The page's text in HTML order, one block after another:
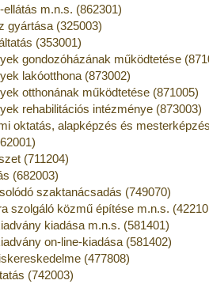
m.n.s. (862301)
gyártása (325003)
(353001)
gondozóházának működtetése
lakóotthona (873002)
otthonának működtetése (871005)
rehabilitációs intézménye (873003)
oktatás, alapképzés és
(711204)
(682003)
szaktanácsadás (749070)
szolgáló közmű építése m.n.s.
kiadása m.n.s. (581401)
on-line-kiadása (581402)
(477808)
(742003)